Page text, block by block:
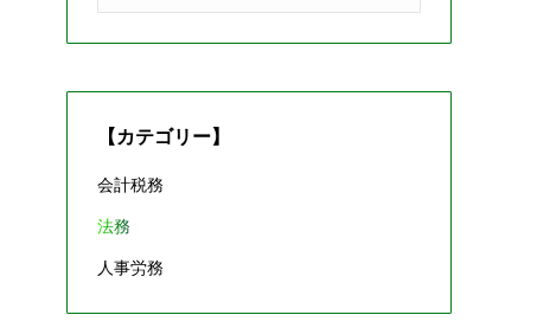
【カテゴリー】
会計税務
法務
人事労務